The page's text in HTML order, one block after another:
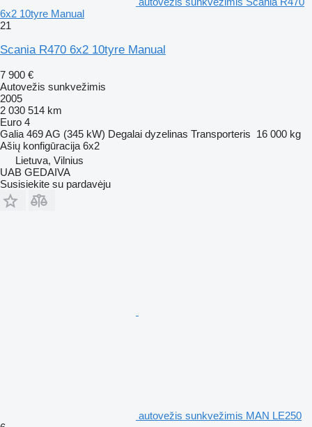
6x2 10tyre Manual
21
Scania R470 6x2 10tyre Manual
7 900 €
Autovežis sunkvežimis
2005
2 030 514 km
Euro 4
Galia 469 AG (345 kW) Degalai dyzelinas Transporteris 16 000 kg
Ašių konfigūracija 6x2
Lietuva, Vilnius
UAB GEDAIVA
Susisiekite su pardavėju
autovežis sunkvežimis MAN LE250